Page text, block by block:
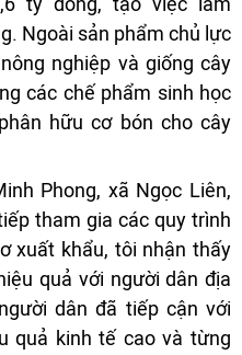
Ngoài sản phẩm chủ lực
nghiệp và giống cây
các chế phẩm sinh học
hữu cơ bón cho cây
Phong, xã Ngọc Liên,
tham gia các quy trình
xuất khẩu, tôi nhận thấy
quả với người dân địa
dân đã tiếp cận với
quả kinh tế cao và từng